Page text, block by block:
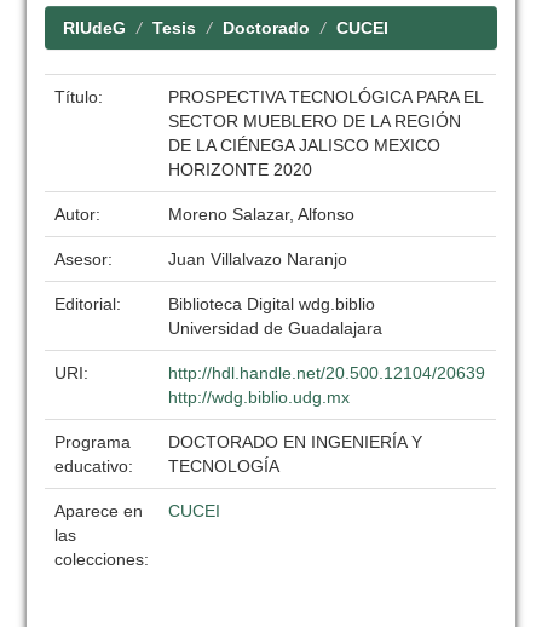
RIUdeG Tesis Doctorado CUCEI
Título:
PROSPECTIVA TECNOLÓGICA PARA EL
SECTOR MUEBLERO DE LA REGIÓN
DE LA CIÉNEGA JALISCO MEXICO
HORIZONTE 2020
Autor: Moreno Salazar, Alfonso
Asesor: Juan Villalvazo Naranjo
Editorial:
Biblioteca Digital wdg.biblio
Universidad de Guadalajara
URI:
http://hdl.handle.net/20.500.12104/20639
http://wdg.biblio.udg.mx
Programa
educativo:
DOCTORADO EN INGENIERÍA Y
TECNOLOGÍA
Aparece en
las
colecciones:
CUCEI